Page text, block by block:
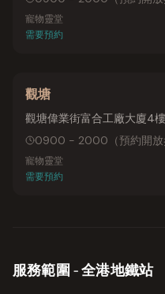
寵物靈堂
需要預約
觀塘
觀塘偉業街富合工廠大廈4
0900 - 2000 （預約開
寵物靈堂
需要預約
服務範圍 - 全港地鐵站